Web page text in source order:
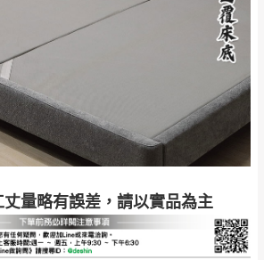
量略有誤差，請以實品為主
$ 9,000以下：
NT$500元
＊A108產品另收運費
霄山區、西湖、泰
安鄉、大湖鄉、頭
屋、獅潭鄉
送天數：5~14天
定送貨日當天以電話聯絡確認
地區固定每周(三)、(日)兩天收送貨
索取兩聯式發票，發票將於商品
天另行寄出，另外約加上2~7個
如遇國定假日將順延寄送。
員，我們將為您更換新品，運費
負責，所有退回及換貨之商品必須
態且完整包裝，床墊、床包、枕頭